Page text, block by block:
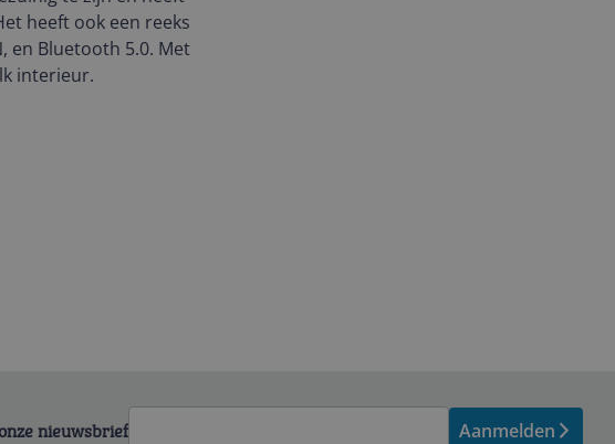
heeft ook een reeks
en Bluetooth 5.0. Met
interieur.
nieuwsbrief Aanmelden